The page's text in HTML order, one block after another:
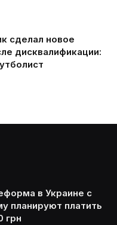
сделал новое
дисквалификации:
в Украине с
планируют платить
грн